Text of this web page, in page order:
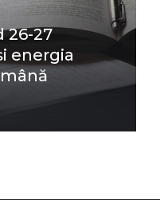
26-27
energia